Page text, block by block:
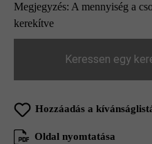
Megjegyzés: A mennyiség a
kerekítve
Keressen egy
Hozzáadás a
Oldal nyomtatása